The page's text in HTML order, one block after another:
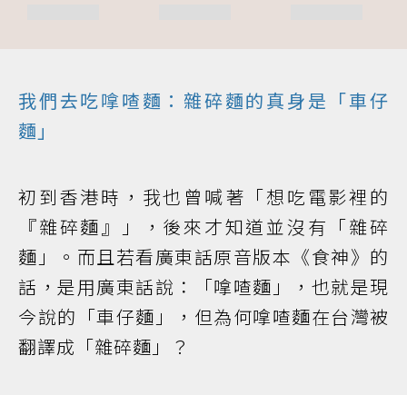
我們去吃嗱喳麵：雜碎麵的真身是「車仔
麵」
初到香港時，我也曾喊著「想吃電影裡的
『雜碎麵』」，後來才知道並沒有「雜碎
麵」。而且若看廣東話原音版本《食神》的
話，是用廣東話說：「嗱喳麵」，也就是現
今說的「車仔麵」，但為何嗱喳麵在台灣被
翻譯成「雜碎麵」？